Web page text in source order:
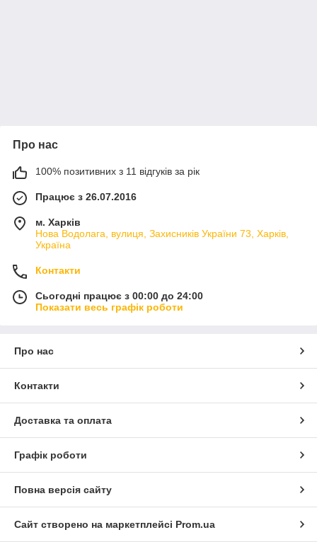
Про нас
100% позитивних з 11 відгуків за рік
Працює з 26.07.2016
м. Харків
Нова Водолага, вулиця, Захисників України 73, Харків,
Україна
Контакти
Сьогодні працює з 00:00 до 24:00
Показати весь графік роботи
Про нас
Контакти
Доставка та оплата
Графік роботи
Повна версія сайту
Сайт створено на маркетплейсі Prom.ua